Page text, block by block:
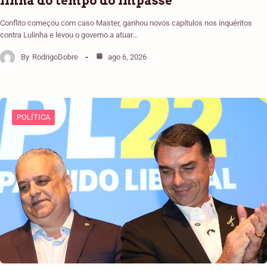
Conflito começou com caso Master, ganhou novos capítulos nos inquéritos
contra Lulinha e levou o governo a atuar…
By RodrigoDobre ago 6, 2026
POLÍTICA